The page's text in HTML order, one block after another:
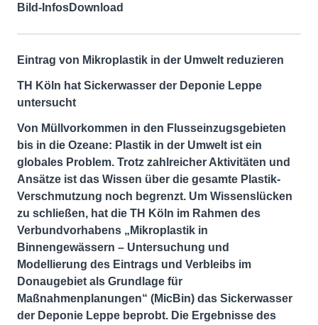
Bild-InfosDownload
Eintrag von Mikroplastik in der Umwelt reduzieren
TH Köln hat Sickerwasser der Deponie Leppe
untersucht
Von Müllvorkommen in den Flusseinzugsgebieten
bis in die Ozeane: Plastik in der Umwelt ist ein
globales Problem. Trotz zahlreicher Aktivitäten und
Ansätze ist das Wissen über die gesamte Plastik-
Verschmutzung noch begrenzt. Um Wissenslücken
zu schließen, hat die TH Köln im Rahmen des
Verbundvorhabens „Mikroplastik in
Binnengewässern – Untersuchung und
Modellierung des Eintrags und Verbleibs im
Donaugebiet als Grundlage für
Maßnahmenplanungen“ (MicBin) das Sickerwasser
der Deponie Leppe beprobt. Die Ergebnisse des